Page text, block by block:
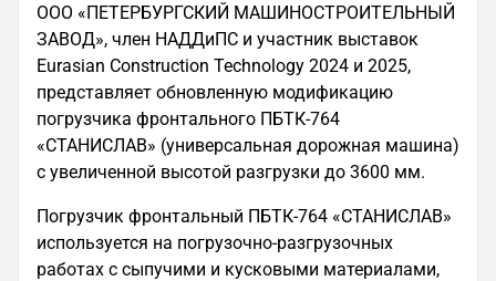
ООО «ПЕТЕРБУРГСКИЙ МАШИНОСТРОИТЕЛЬНЫЙ
ЗАВОД», член НАДДиПС и участник выставок
Eurasian Construction Technology 2024 и 2025,
представляет обновленную модификацию
погрузчика фронтального ПБТК-764
«СТАНИСЛАВ» (универсальная дорожная машина)
с увеличенной высотой разгрузки до 3600 мм.
Погрузчик фронтальный ПБТК-764 «СТАНИСЛАВ»
используется на погрузочно-разгрузочных
работах с сыпучими и кусковыми материалами,